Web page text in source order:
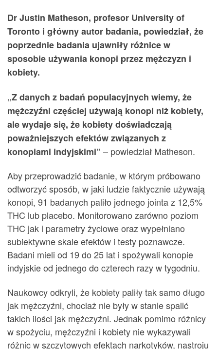
Dr Justin Matheson, profesor University of
Toronto i główny autor badania, powiedział, że
poprzednie badania ujawniły różnice w
sposobie używania konopi przez mężczyzn i
kobiety.
„Z danych z badań populacyjnych wiemy, że
mężczyźni częściej używają konopi niż kobiety,
ale wydaje się, że kobiety doświadczają
poważniejszych efektów związanych z
konopiami indyjskimi” – powiedział Matheson.
Aby przeprowadzić badanie, w którym próbowano
odtworzyć sposób, w jaki ludzie faktycznie używają
konopi, 91 badanych paliło jednego jointa z 12,5%
THC lub placebo. Monitorowano zarówno poziom
THC jak i parametry życiowe oraz wypełniano
subiektywne skale efektów i testy poznawcze.
Badani mieli od 19 do 25 lat i spożywali konopie
indyjskie od jednego do czterech razy w tygodniu.
Naukowcy odkryli, że kobiety paliły tak samo długo
jak mężczyźni, chociaż nie były w stanie spalić
takich ilości jak mężczyźni. Jednak pomimo różnicy
w spożyciu, mężczyźni i kobiety nie wykazywali
różnic w szczytowych efektach narkotyków, nastroju